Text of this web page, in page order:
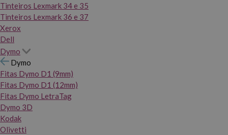
Tinteiros Lexmark 34 e 35
Tinteiros Lexmark 36 e 37
Xerox
Dell
Dymo
Dymo
Fitas Dymo D1 (9mm)
Fitas Dymo D1 (12mm)
Fitas Dymo LetraTag
Dymo 3D
Kodak
Olivetti